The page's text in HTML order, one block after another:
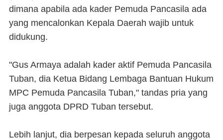
dimana apabila ada kader Pemuda Pancasila ada
yang mencalonkan Kepala Daerah wajib untuk
didukung.
"Gus Armaya adalah kader aktif Pemuda Pancasila
Tuban, dia Ketua Bidang Lembaga Bantuan Hukum
MPC Pemuda Pancasila Tuban," tandas pria yang
juga anggota DPRD Tuban tersebut.
Lebih lanjut, dia berpesan kepada seluruh anggota